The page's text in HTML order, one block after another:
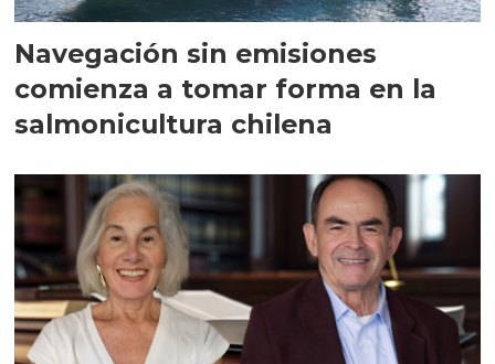
Navegación sin emisiones
comienza a tomar forma en la
salmonicultura chilena